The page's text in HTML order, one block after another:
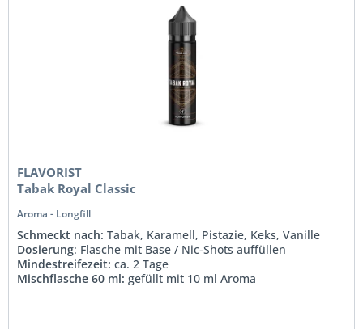
FLAVORIST
Tabak Royal Classic
Aroma - Longfill
Schmeckt nach: Tabak, Karamell, Pistazie, Keks, Vanille
Dosierung: Flasche mit Base / Nic-Shots auffüllen
Mindestreifezeit: ca. 2 Tage
Mischflasche 60 ml: gefüllt mit 10 ml Aroma